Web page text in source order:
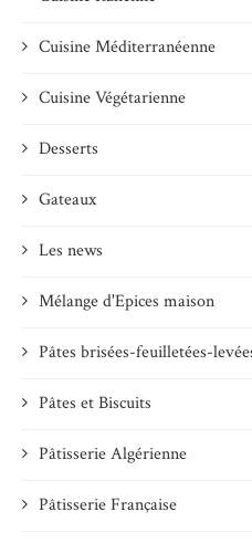
Cuisine Méditerranéenne
Cuisine Végétarienne
Desserts
Gateaux
Les news
Mélange d'Epices maison
Pâtes brisées-feuilletées-
Pâtes et Biscuits
Pâtisserie Algérienne
Pâtisserie Française